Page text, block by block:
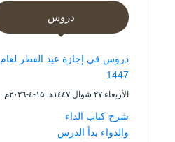
دروس
دروس في إجازة عيد الفطر لعام
1447
الأربعاء ۲۷ شوال ۱٤٤۷هـ ۱۵-٤-۲۰۲٦م
شرح كتاب الداء
والدواء بدأ الدرس